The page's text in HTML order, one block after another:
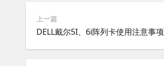
上一篇
DELL戴尔5I、6i阵列卡使用注意事项